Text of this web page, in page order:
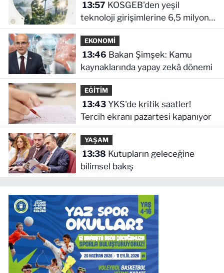
13:57
teknoloji girişimlerine 6,5 milyon
TL'ye kadar destek
EKONOMİ
13:46
kaynaklarında yapay zekâ dönemi
EĞİTİM
13:43YKS'de kritik saatler!
Tercih ekranı pazartesi kapanıyor
YAŞAM
13:38
bilimsel bakış